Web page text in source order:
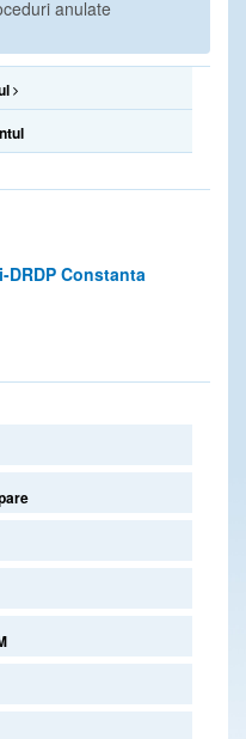
anulate
Constanta